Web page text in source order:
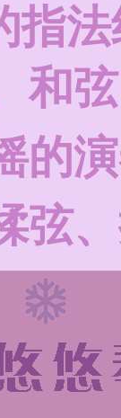
指
和
的
弦